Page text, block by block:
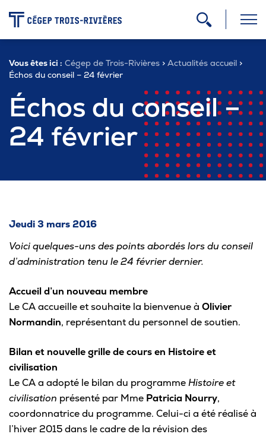
Programmes
Admission
Carrière
Pour les entreprises
Le cégep
Notre collège
Services à la population
Stages et emplois pour étudiants
Vous êtes ici : Cégep de Trois-Rivières > Actualités accueil >
Échos du conseil – 24 février
Échos du conseil –
24 février
Jeudi 3 mars 2016
Voici quelques-uns des points abordés lors du conseil
d’administration tenu le 24 février dernier.
Accueil d’un nouveau membre
Le CA accueille et souhaite la bienvenue à Olivier
Normandin, représentant du personnel de soutien.
Bilan et nouvelle grille de cours en Histoire et
civilisation
Le CA a adopté le bilan du programmeHistoire et
civilisation présenté par Mme Patricia Nourry,
coordonnatrice du programme. Celui-ci a été réalisé à
l’hiver 2015 dans le cadre de la révision des